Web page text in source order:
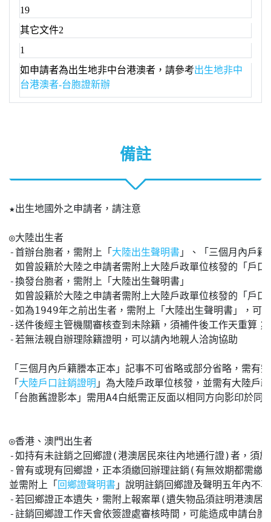
19
其它文件2
1
如申請者為出生地非中台港澳者，請參考出生地非中
台港澳者-台胞證新辦
備註
★出生地國外之申請者，請注意
◎大陸出生者
-首辦台胞者，需附上「大陸出生聲明書 」、「三個月內戶籍
如曾設籍於大陸之申請者需附上大陸戶政單位核發的「戶
-換發台胞者，需附上「大陸出生聲明書」
如曾設籍於大陸之申請者需附上大陸戶政單位核發的「戶
-如為1949年之前出生者，需附上「大陸出生聲明書」，可
-送件後經主管機關審核查到未除籍，須補件後工作天重算
-若無法親自辦理除籍證明，可以請內地親人洽詢協助
「三個月內戶籍謄本正本」記事不可省略或部分省略，需有
「大陸戶口註銷證明 」為大陸戶政單位核發，並需有大陸戶
「台胞舊證影本」需用A4白紙需正反面以相同方向影印於同
◎香港、澳門出生者
-如持有未註銷之回鄉證(港澳居民來往內地通行證)者，須
-曾有或現有回鄉證，正本須繳回辦理註銷(有無效期都需繳
並需附上「 回鄉證聲明書 」說明註銷回鄉證及聲明五年內不
-若回鄉證正本遺失，需附上報案單(遺失物品須註明港澳居
-註銷回鄉證工作天會依簽證處審核時間，可能造成申請台